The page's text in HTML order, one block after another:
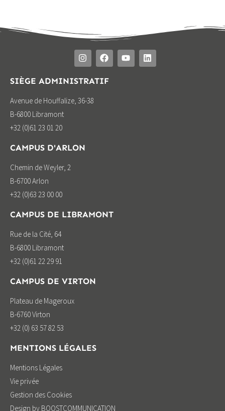
SIÈGE ADMINISTRATIF
Avenue de Houffalize, 36-38
B-6800 Libramont
+32 (0)61 23 01 20
CAMPUS D'ARLON
Chemin de Weyler, 2
B-6700 Arlon
+32 (0)63 23 00 00
CAMPUS DE LIBRAMONT
Rue de la Cité, 64
B-6800 Libramont
+32 (0)61 22 29 91
CAMPUS DE VIRTON
Plateau de Mageroux
B-6760 Virton
+32 (0) 63 57 82 53
MENTIONS LÉGALES
Mentions Légales
Vie privée
Gestion des Cookies
Design by BOOSTCOMMUNICATION